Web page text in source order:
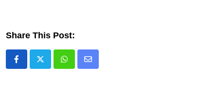
Share This Post:
WhatsappComparte